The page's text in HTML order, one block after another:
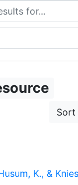
for...
Sort
K., &